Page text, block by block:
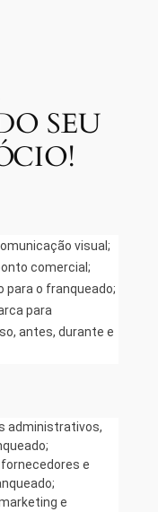
SEU
visual;
comercial;
para o franqueado;
para
antes, durante e
administrativos,
e
e